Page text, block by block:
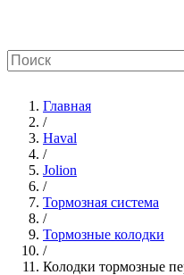
Главная
/
Haval
/
Jolion
/
Тормозная система
/
Тормозные колодки
/
Колодки тормозные